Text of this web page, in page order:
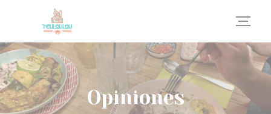
Personalización de sus opciones de cookies
Opiniones